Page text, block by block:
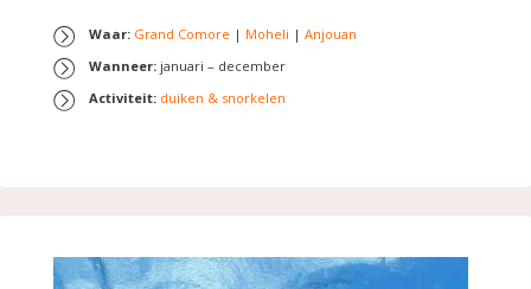
Waar: Grand Comore | Moheli | Anjouan
Wanneer: januari – december
Activiteit: duiken & snorkelen